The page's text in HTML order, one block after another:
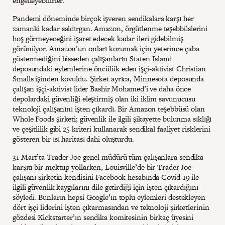
Pandemi döneminde birçok işveren sendikalara karşı her
zamanki kadar saldırgan. Amazon, örgütlenme teşebbüslerini
hoş görmeyeceğini işaret edecek kadar ileri gidebilmiş
görünüyor. Amazon’un onları korumak için yeterince çaba
göstermediğini hisseden çalışanların Staten Island
deposundaki eylemlerine öncülük eden işçi-aktivist Christian
Smalls işinden kovuldu. Şirket ayrıca, Minnesota deposunda
çalışan işçi-aktivist lider Bashir Mohamed’i ve daha önce
depolardaki güvenliği eleştirmiş olan iki iklim savunucusu
teknoloji çalışanını işten çıkardı. Bir Amazon teşebbüsü olan
Whole Foods şirketi; güvenlik ile ilgili şikayette bulunma sıklığı
ve çeşitlilik gibi 25 kriteri kullanarak sendikal faaliyet risklerini
gösteren bir ısı haritası dahi oluşturdu.
31 Mart’ta Trader Joe genel müdürü tüm çalışanlara sendika
karşıtı bir mektup yollarken, Louisville’de bir Trader Joe
çalışanı şirketin kendisini Facebook hesabında Covid-19 ile
ilgili güvenlik kaygılarını dile getirdiği için işten çıkardığını
söyledi. Bunların hepsi Google’ın toplu eylemleri destekleyen
dört işçi liderini işten çıkarmasından ve teknoloji şirketlerinin
gözdesi Kickstarter’ın sendika komitesinin birkaç üyesini